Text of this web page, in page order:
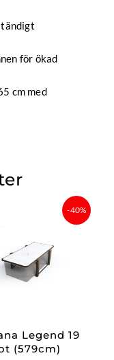
för ökad
cm med
-40%
Legend 19
(579cm)
ursprungliga
var:
224
900 kr.
Det